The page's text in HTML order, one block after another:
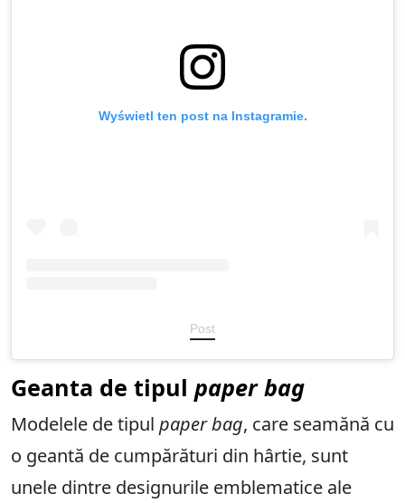
Wyświetl ten post na Instagramie.
Post
Geanta de tipul paper bag
Modelele de tipul paper bag, care seamănă cu
o geantă de cumpărături din hârtie, sunt
unele dintre designurile emblematice ale